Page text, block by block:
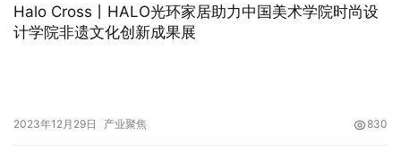
Halo Cross丨HALO光环家居助力中国美术学院时尚设
计学院非遗文化创新成果展
2023年12月29日 产业聚焦 830